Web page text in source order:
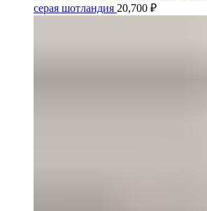
серая шотландия 20,700 ₽